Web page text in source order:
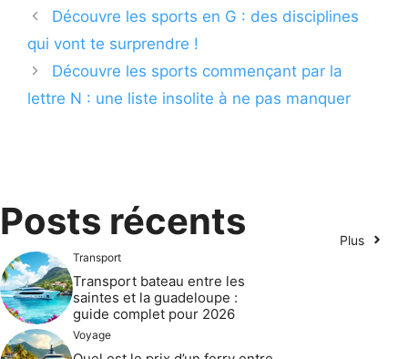
Découvre les sports en G : des disciplines
qui vont te surprendre !
Découvre les sports commençant par la
lettre N : une liste insolite à ne pas manquer
Posts récents Plus
Transport
Transport bateau entre les
saintes et la guadeloupe :
guide complet pour 2026
Voyage